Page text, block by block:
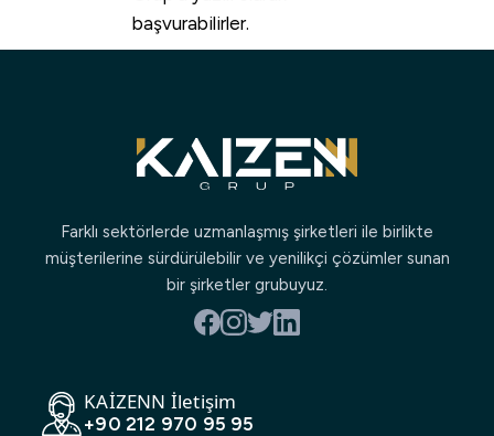
başvurabilirler.
Farklı sektörlerde uzmanlaşmış şirketleri ile birlikte
müşterilerine sürdürülebilir ve yenilikçi çözümler sunan
bir şirketler grubuyuz.
KAİZENN İletişim
+90 212 970 95 95